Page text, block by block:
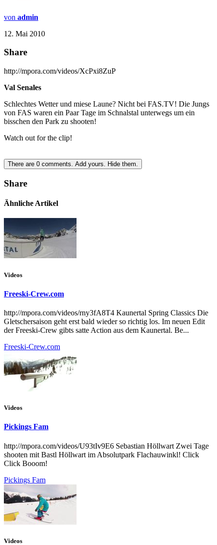
von admin
12. Mai 2010
Share
http://mpora.com/videos/XcPxi8ZuP
Val Senales
Schlechtes Wetter und miese Laune? Nicht bei FAS.TV! Die Jungs
von FAS waren ein Paar Tage im Schnalstal unterwegs um ein
bisschen den Park zu shooten!
Watch out for the clip!
There are 0 comments. Add yours. Hide them.
Share
Ähnliche Artikel
Videos
Freeski-Crew.com
http://mpora.com/videos/rny3fA8T4 Kaunertal Spring Classics Die
Gletschersaison geht erst bald wieder so richtig los. Im neuen Edit
der Freeski-Crew gibts satte Action aus dem Kaunertal. Be...
Freeski-Crew.com
Videos
Pickings Fam
http://mpora.com/videos/U93tIv9E6 Sebastian Höllwart Zwei Tage
shooten mit Bastl Höllwart im Absolutpark Flachauwinkl! Click
Click Booom!
Pickings Fam
Videos